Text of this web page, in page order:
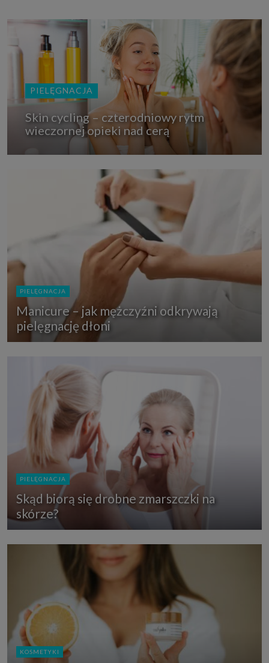
PIELĘGNACJA
Skin cycling – czterodniowy rytm
wieczornej opieki nad cerą
PIELĘGNACJA
Manicure – jak mężczyźni odkrywają
pielęgnację dłoni
PIELĘGNACJA
Skąd biorą się drobne zmarszczki na
skórze?
KOSMETYKI